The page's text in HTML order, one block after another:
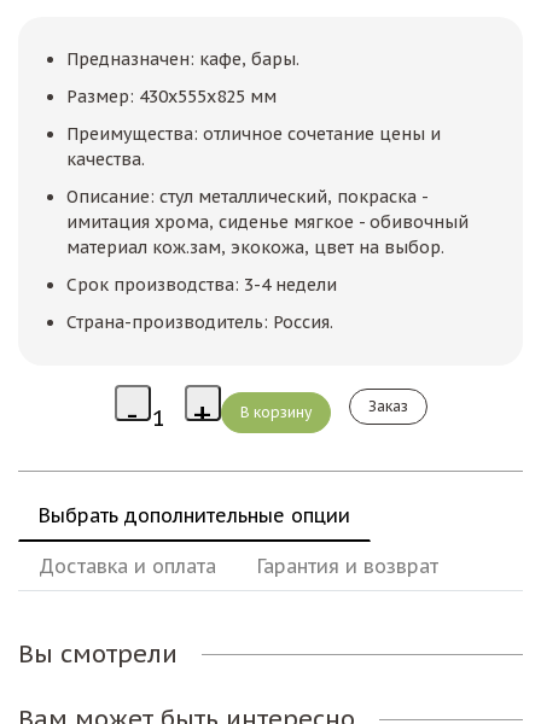
Предназначен: кафе, бары.
Размер: 430x555x825 мм
Преимущества: отличное сочетание цены и
качества.
Описание: стул металлический, покраска -
имитация хрома, сиденье мягкое - обивочный
материал кож.зам, экокожа, цвет на выбор.
Срок производства: 3-4 недели
Страна-производитель: Россия.
Заказ
Выбрать дополнительные опции
Доставка и оплата Гарантия и возврат
Вы смотрели